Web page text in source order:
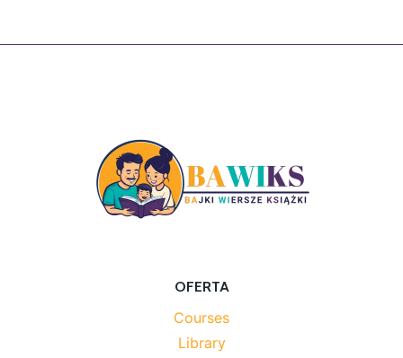
OFERTA
Courses
Library